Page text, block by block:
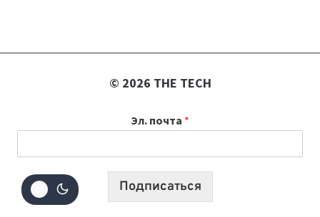
© 2026 THE TECH
Эл. почта *
Подписаться